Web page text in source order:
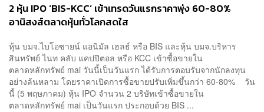
2 หุ้น IPO ‘BIS-KCC’ เข้าเทรดวันแรกราคาพุ่ง 60-80%
อานิสงส์ตลาดหุ้นทั่วโลกสดใส
หุ้น บมจ.ไบโอซายน์ แอนิมัล เฮลธ์ หรือ BIS และหุ้น บมจ.บริหาร
สินทรัพย์ ไนท คลับ แคปปิตอล หรือ KCC เข้าซื้อขายใน
ตลาดหลักทรัพย์ mai วันนี้เป็นวันแรก ได้รับการตอบรับจากนักลงทุน
อย่างล้นหลาม โดยราคาเปิดการซื้อขายปรับเพิ่มขึ้นกว่า 60-80% วัน
นี้ (5 พฤษภาคม) หุ้น IPO จำนวน 2 บริษัทเข้าซื้อขายใน
ตลาดหลักทรัพย์ mai เป็นวันแรก ประกอบด้วย BIS ...